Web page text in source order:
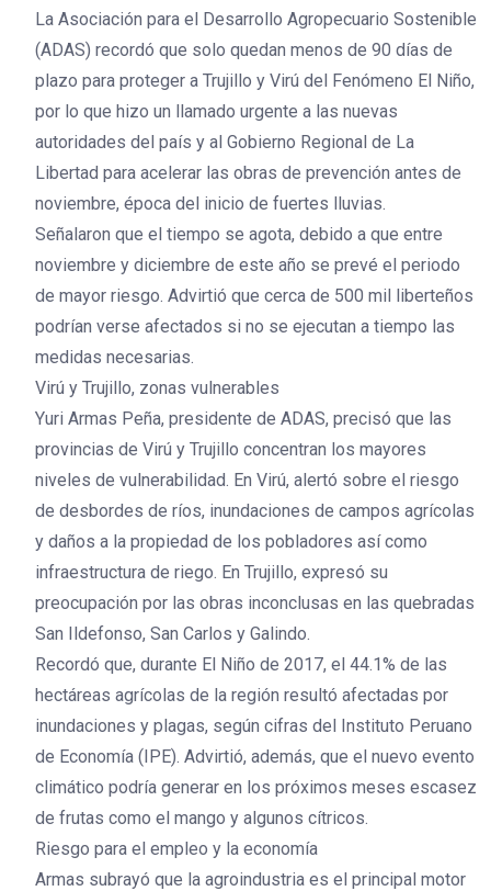
La Asociación para el Desarrollo Agropecuario Sostenible
(ADAS) recordó que solo quedan menos de 90 días de
plazo para proteger a Trujillo y Virú del Fenómeno El Niño,
por lo que hizo un llamado urgente a las nuevas
autoridades del país y al Gobierno Regional de La
Libertad para acelerar las obras de prevención antes de
noviembre, época del inicio de fuertes lluvias.
Señalaron que el tiempo se agota, debido a que entre
noviembre y diciembre de este año se prevé el periodo
de mayor riesgo. Advirtió que cerca de 500 mil liberteños
podrían verse afectados si no se ejecutan a tiempo las
medidas necesarias.
Virú y Trujillo, zonas vulnerables
Yuri Armas Peña, presidente de ADAS, precisó que las
provincias de Virú y Trujillo concentran los mayores
niveles de vulnerabilidad. En Virú, alertó sobre el riesgo
de desbordes de ríos, inundaciones de campos agrícolas
y daños a la propiedad de los pobladores así como
infraestructura de riego. En Trujillo, expresó su
preocupación por las obras inconclusas en las quebradas
San Ildefonso, San Carlos y Galindo.
Recordó que, durante El Niño de 2017, el 44.1% de las
hectáreas agrícolas de la región resultó afectadas por
inundaciones y plagas, según cifras del Instituto Peruano
de Economía (IPE). Advirtió, además, que el nuevo evento
climático podría generar en los próximos meses escasez
de frutas como el mango y algunos cítricos.
Riesgo para el empleo y la economía
Armas subrayó que la agroindustria es el principal motor